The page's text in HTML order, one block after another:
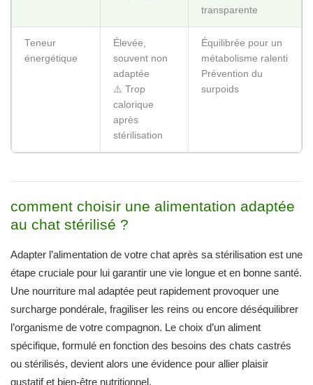
stérilisation
comment choisir une alimentation adaptée
au chat stérilisé ?
Adapter l’alimentation de votre chat après sa stérilisation est une
Une nourriture mal adaptée peut rapidement provoquer une
surcharge pondérale, fragiliser les reins ou encore déséquilibrer
l’organisme de votre compagnon. Le choix d’un aliment
ou stérilisés, devient alors une évidence pour allier plaisir
gustatif et bien-être nutritionnel.
Privilégier des aliments formulés
spécifiquement pour chats stérilisés
Les croquettes standard ne sont plus une option satisfaisante